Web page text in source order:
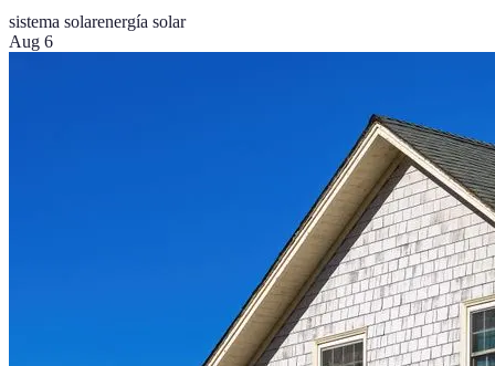
sistema solarenergía solar
Aug 6